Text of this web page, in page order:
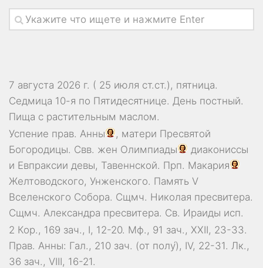
7 августа 2026 г. ( 25 июля ст.ст.), пятница.
Седмица 10-я по Пятидесятнице. День постный.
Пища с растительным маслом.
Успение прав. Анны
, матери Пресвятой
Богородицы. Свв. жен Олимпиады
диакониссы
и Евпраксии девы, Тавеннской. Прп. Макария
Желтоводского, Унженского. Память V
Вселенского Собора. Сщмч. Николая пресвитера.
Сщмч. Александра пресвитера. Св. Ираиды исп.
2 Кор., 169 зач., I, 12-20. Мф., 91 зач., XXII, 23-33.
Прав. Анны: Гал., 210 зач. (от полу́), IV, 22-31. Лк.,
36 зач., VIII, 16-21.